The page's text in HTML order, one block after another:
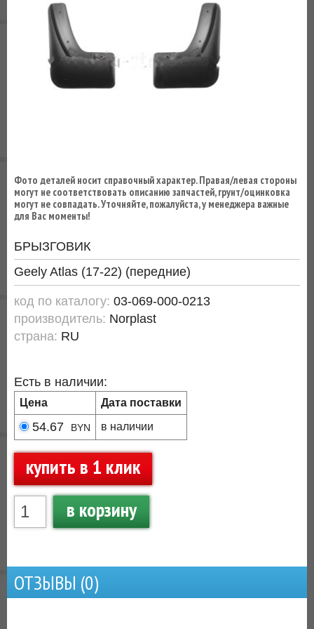
Фото деталей носит справочный характер. Правая/левая стороны
могут не соответствовать описанию запчастей, грунт/оцинковка
могут не совпадать. Уточняйте, пожалуйста, у менеджера важные
для Вас моменты!
БРЫЗГОВИК
Geely Atlas (17-22) (передние)
код по каталогу: 03-069-000-0213
производитель: Norplast
страна: RU
Есть в наличии:
Цена Дата поставки
54.67 BYN в наличии
купить в 1 клик
в корзину
ОТЗЫВЫ (0)